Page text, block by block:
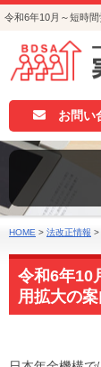
お問い
HOME > 法改正情報 >
令和6年10
用拡大の案